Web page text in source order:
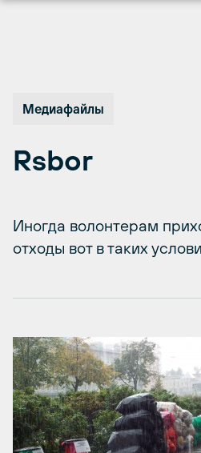
Медиафайлы
Rsbor
Иногда волонтерам
отходы вот в таких